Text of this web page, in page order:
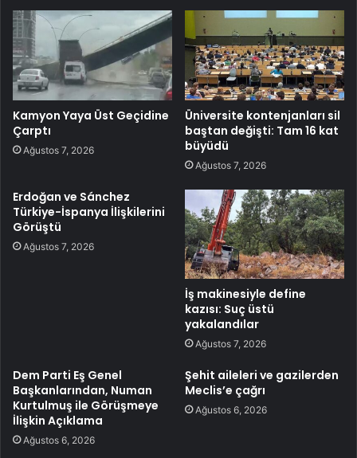
Kamyon Yaya Üst Geçidine
Çarptı
Ağustos 7, 2026
Üniversite kontenjanları sil
baştan değişti: Tam 16 kat
büyüdü
Ağustos 7, 2026
Erdoğan ve Sánchez
Türkiye-İspanya İlişkilerini
Görüştü
Ağustos 7, 2026
İş makinesiyle define
kazısı: Suç üstü
yakalandılar
Ağustos 7, 2026
Dem Parti Eş Genel
Başkanlarından, Numan
Kurtulmuş ile Görüşmeye
İlişkin Açıklama
Ağustos 6, 2026
Şehit aileleri ve gazilerden
Meclis’e çağrı
Ağustos 6, 2026